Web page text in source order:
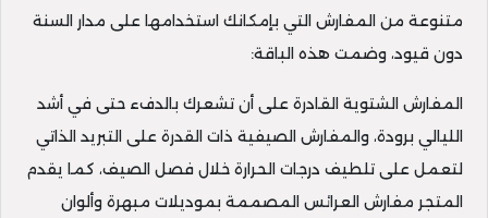
متنوعة من المفارش التي بإمكانك استخدامها على مدار السنة
دون قيود، وضمت هذه الباقة:
المفارش الشتوية القادرة على أن تشعرك بالدفء حتى في أشد
الليالي برودة، والمفارش الصيفية ذات القدرة على التبريد الذاتي
لتعمل على تلطيف درجات الحرارة خلال فصل الصيف، كما يقدم
المتجر مفارش العرائس المصممة بموديلات مبهرة وألوان